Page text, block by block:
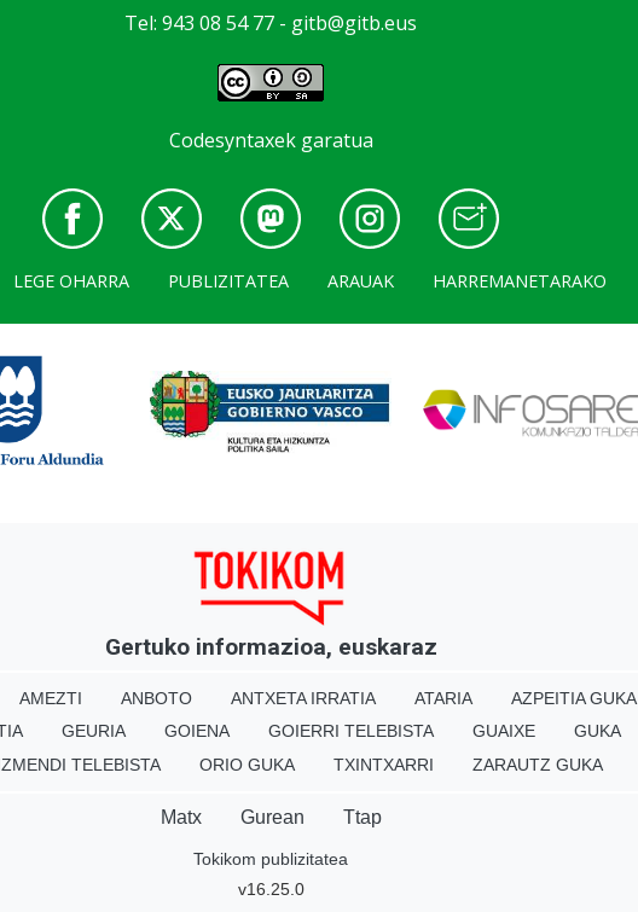
Tel: 943 08 54 77 - gitb@gitb.eus
Codesyntaxek garatua
LEGE OHARRA PUBLIZITATEA ARAUAK HARREMANETARAKO
Gertuko informazioa, euskaraz
AMEZTI ANBOTO ANTXETA IRRATIA ATARIA AZPEITIA GUKA
GEURIA GOIENA GOIERRI TELEBISTA GUAIXE GUKA
TELEBISTA ORIO GUKA TXINTXARRI ZARAUTZ GUKA
Matx Gurean Ttap
Tokikom publizitatea
v16.25.0